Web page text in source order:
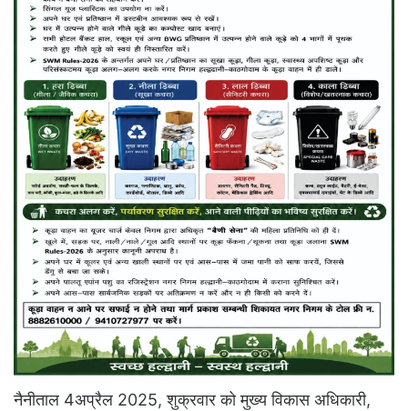
नैनीताल 4अप्रैल 2025, शुक्रवार को मुख्य विकास अधिकारी,